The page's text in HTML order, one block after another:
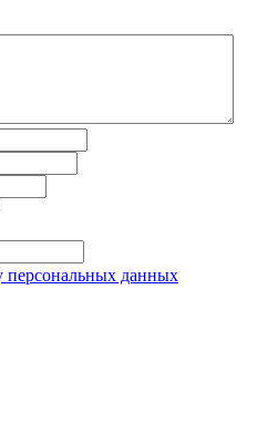
персональных данных